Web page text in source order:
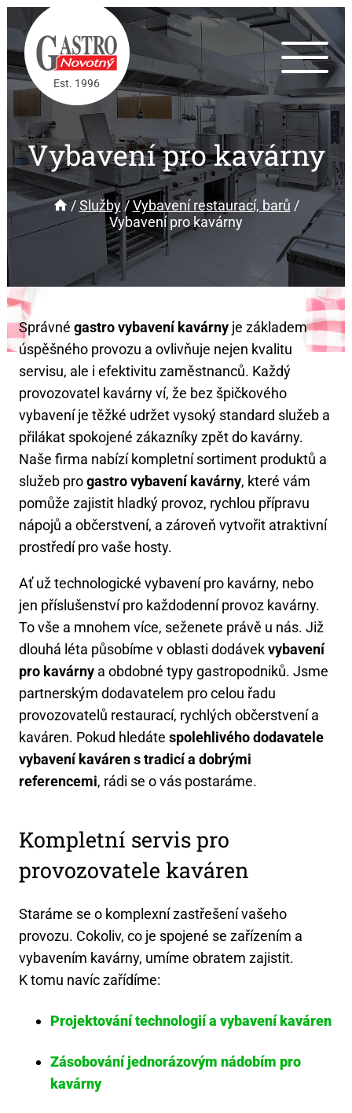
Est. 1996
Vybavení pro kavárny
/ Služby / Vybavení restaurací, barů /
Vybavení pro kavárny
Správné gastro vybavení kavárny je základem
úspěšného provozu a ovlivňuje nejen kvalitu
servisu, ale i efektivitu zaměstnanců. Každý
provozovatel kavárny ví, že bez špičkového
vybavení je těžké udržet vysoký standard služeb a
přilákat spokojené zákazníky zpět do kavárny.
Naše firma nabízí kompletní sortiment produktů a
služeb progastro vybavení kavárny, které vám
pomůže zajistit hladký provoz, rychlou přípravu
nápojů a občerstvení, a zároveň vytvořit atraktivní
prostředí pro vaše hosty.
Ať už technologické vybavení pro kavárny, nebo
jen příslušenství pro každodenní provoz kavárny.
To vše a mnohem více, seženete právě u nás. Již
dlouhá léta působíme v oblasti dodávekvybavení
pro kavárny a obdobné typy gastropodniků. Jsme
partnerským dodavatelem pro celou řadu
provozovatelů restaurací, rychlých občerstvení a
kaváren. Pokud hledáte spolehlivého dodavatele
vybavení kaváren s tradicí a dobrými
referencemi, rádi se o vás postaráme.
Kompletní servis pro
provozovatele kaváren
Staráme se o komplexní zastřešení vašeho
provozu. Cokoliv, co je spojené se zařízením a
vybavením kavárny, umíme obratem zajistit.
K tomu navíc zařídíme:
Projektování technologií a vybavení kaváren
Zásobování jednorázovým nádobím pro
kavárny